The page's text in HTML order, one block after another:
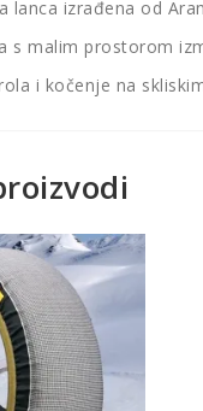
lanca izrađena od
s malim prostorom
i kočenje na